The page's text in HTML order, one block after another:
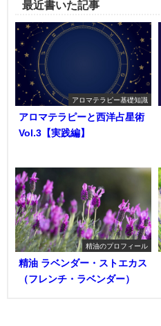
最近書いた記事
アロマテラピー基礎知識
アロマテラピーと西洋占星術
Vol.3【実践編】
精油のプロフィール
精油 ラベンダー・ストエカス
（フレンチ・ラベンダー）